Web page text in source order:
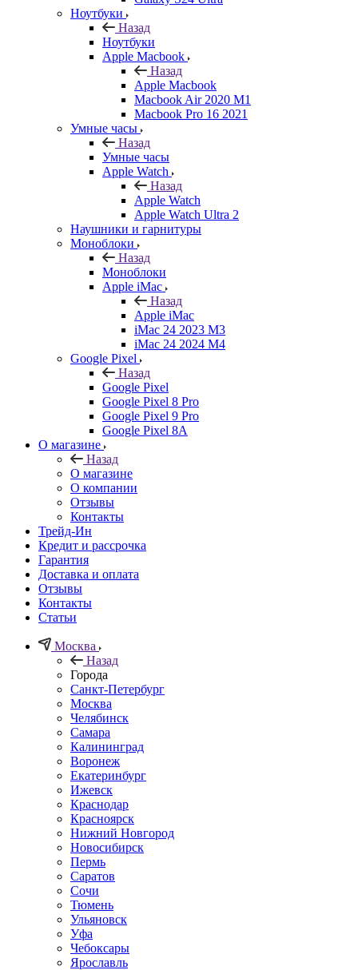
Ноутбуки
Назад
Ноутбуки
Apple Macbook
Назад
Apple Macbook
Macbook Air 2020 M1
Macbook Pro 16 2021
Умные часы
Назад
Умные часы
Apple Watch
Назад
Apple Watch
Apple Watch Ultra 2
Наушники и гарнитуры
Моноблоки
Назад
Моноблоки
Apple iMac
Назад
Apple iMac
iMac 24 2023 M3
iMac 24 2024 M4
Google Pixel
Назад
Google Pixel
Google Pixel 8 Pro
Google Pixel 9 Pro
Google Pixel 8A
О магазине
Назад
О магазине
О компании
Отзывы
Контакты
Трейд-Ин
Кредит и рассрочка
Гарантия
Доставка и оплата
Отзывы
Контакты
Статьи
Москва
Назад
Города
Санкт-Петербург
Москва
Челябинск
Самара
Калининград
Воронеж
Екатеринбург
Ижевск
Краснодар
Красноярск
Нижний Новгород
Новосибирск
Пермь
Саратов
Сочи
Тюмень
Ульяновск
Уфа
Чебоксары
Ярославль